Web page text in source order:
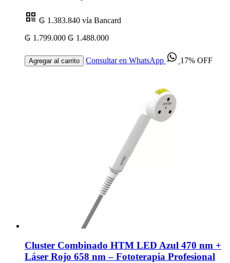
₲ 1.383.840 vía Bancard
₲ 1.799.000 ₲ 1.488.000
Agregar al carrito Consultar en WhatsApp 17% OFF
Cluster Combinado HTM LED Azul 470 nm +
Láser Rojo 658 nm – Fototerapia Profesional